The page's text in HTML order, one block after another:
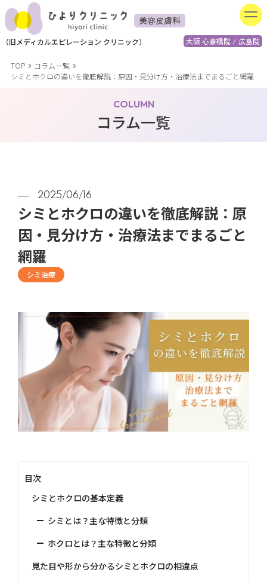
美容皮膚科
大阪 心斎橋院 / 広島院
（旧メディカルエピレーション クリニック）
TOP
コラム一覧
シミとホクロの違いを徹底解説：原因・見分け方・治療法までまるごと網羅
COLUMN
コラム一覧
2025/06/16
シミとホクロの違いを徹底解説：原
因・見分け方・治療法までまるごと
網羅
シミ治療
目次
シミとホクロの基本定義
シミとは？主な特徴と分類
ホクロとは？主な特徴と分類
見た目や形から分かるシミとホクロの相違点